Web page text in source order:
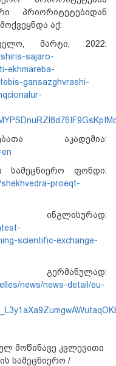
პრიორიტეტებიდან
აქ:
მარტი, 2022:
sajaro-
ekhmareba-
gansazghvrashi-
აკადემია:
ფონდი:
proeqt-
scientific-exchange-
news/news-detail/eu-
მოწინავე კვლევითი
სამეცნიერო /